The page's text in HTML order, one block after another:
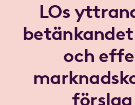
LOs
och